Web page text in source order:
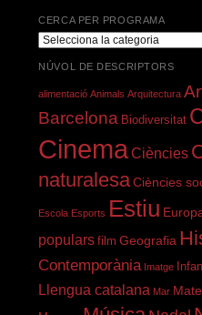
CERCA PER PROGRAMA
Cerca
per
NÚVOL DE DESCRIPTORS
alimentació Animals Arquitectura
Barcelona Biodiversitat
CinemaCiències
naturalesa Ciències
Escola Esports Estiu
populars film Geografia
Contemporània Imatge
Llengua catalana Mar